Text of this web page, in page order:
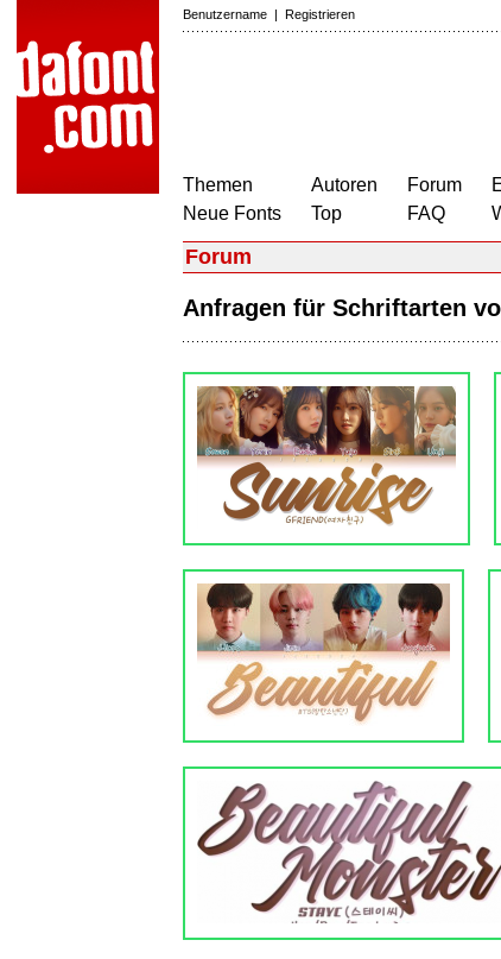
Benutzername | Registrieren
Themen
Neue Fonts
Autoren
Top
Forum
FAQ
Forum
Anfragen für Schriftarten